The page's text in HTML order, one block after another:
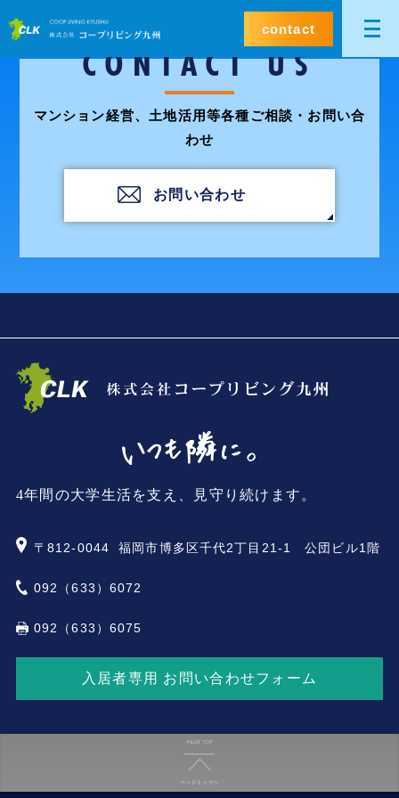
contact
CONTACT US
マンション経営、土地活用等各種ご相談・お問い合
わせ
お問い合わせ
4年間の大学生活を支え、見守り続けます。
〒812-0044 福岡市博多区千代2丁目21-1 公団ビル1階
092（633）6072
092（633）6075
入居者専用 お問い合わせフォーム